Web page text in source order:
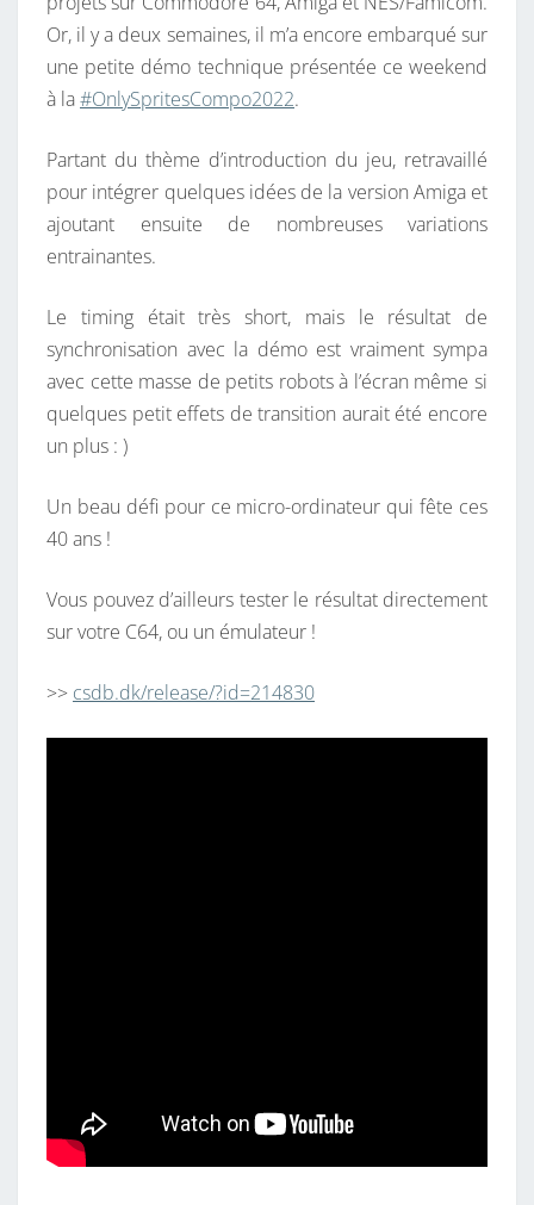
Or, il y a deux semaines, il m’a encore embarqué sur
une petite démo technique présentée ce weekend
à la#OnlySpritesCompo2022.
Partant du thème d’introduction du jeu, retravaillé
pour intégrer quelques idées de la version Amiga et
ajoutant ensuite de nombreuses variations
entrainantes.
Le timing était très short, mais le résultat de
synchronisation avec la démo est vraiment sympa
avec cette masse de petits robots à l’écran même si
quelques petit effets de transition aurait été encore
un plus : )
Un beau défi pour ce micro-ordinateur qui fête ces
40 ans !
Vous pouvez d’ailleurs tester le résultat directement
sur votre C64, ou un émulateur !
>> csdb.dk/release/?id=214830